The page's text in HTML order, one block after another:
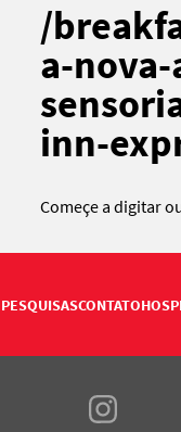
/
a-
inn-
Começe a digitar
PESQUISASCONTATO